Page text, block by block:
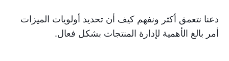
دعنا نتعمق أكثر ونفهم كيف أن تحديد أولويات الميزات
أمر بالغ الأهمية لإدارة المنتجات بشكل فعال.